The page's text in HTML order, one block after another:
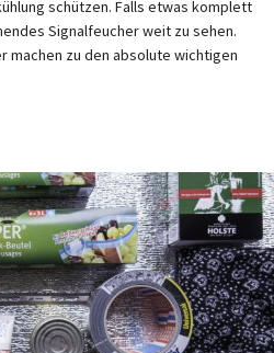
schützen. Falls etwas komplett
Signalfeucher weit zu sehen.
machen zu den absolute wichtigen